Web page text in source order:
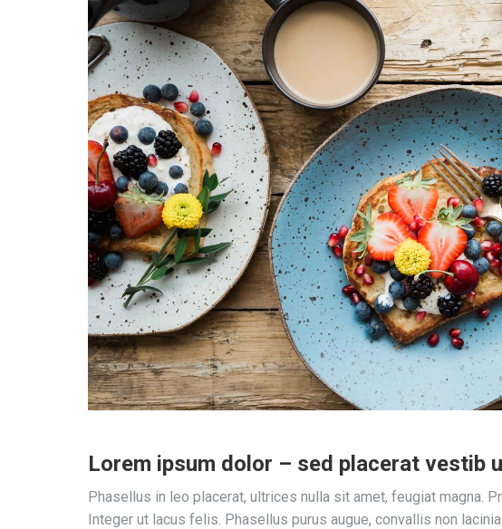
Lorem ipsum dolor – sed placerat vestib
Phasellus in leo placerat, ultrices nulla sit amet, feugiat magna.
Integer ut lacus felis. Phasellus purus augue, convallis non